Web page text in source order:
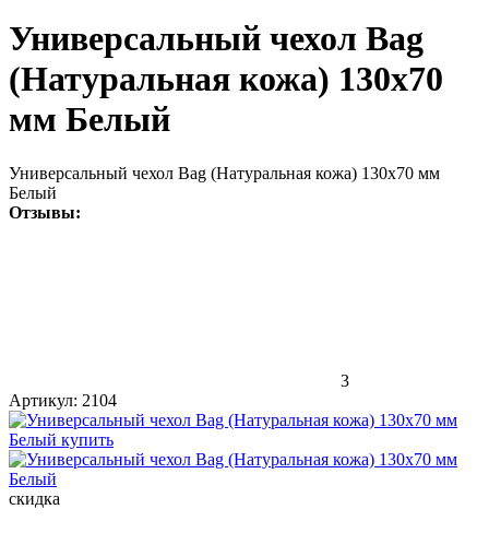
Универсальный чехол Bag
(Натуральная кожа) 130x70
мм Белый
Универсальный чехол Bag (Натуральная кожа) 130x70 мм
Белый
Отзывы:
3
Артикул: 2104
скидка